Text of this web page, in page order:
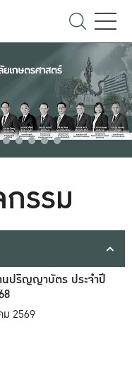
รรม
นปริญญาบัตร ประจำปี
2569